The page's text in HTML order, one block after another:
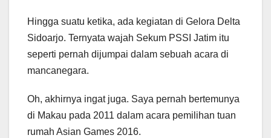
Hingga suatu ketika, ada kegiatan di Gelora Delta
Sidoarjo. Ternyata wajah Sekum PSSI Jatim itu
seperti pernah dijumpai dalam sebuah acara di
mancanegara.
Oh, akhirnya ingat juga. Saya pernah bertemunya
di Makau pada 2011 dalam acara pemilihan tuan
rumah Asian Games 2016.